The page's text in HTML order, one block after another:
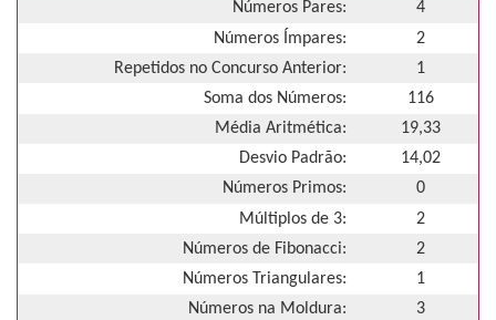
Números Pares:
4
Números Ímpares:
2
Repetidos no Concurso Anterior:
1
Soma dos Números:
116
Média Aritmética:
19,33
Desvio Padrão:
14,02
Números Primos:
0
Múltiplos de 3:
2
Números de Fibonacci:
2
Números Triangulares:
1
Números na Moldura:
3